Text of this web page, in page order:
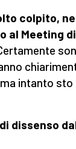
colpito,
al Meeting
intanto sto
dissenso